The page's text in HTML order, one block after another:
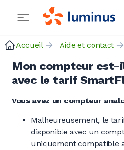
Accueil Aide et contact
Mon compteur est-
avec le tarif
Vous avez un compteur
Malheureusement, le
disponible avec un
uniquement compatible